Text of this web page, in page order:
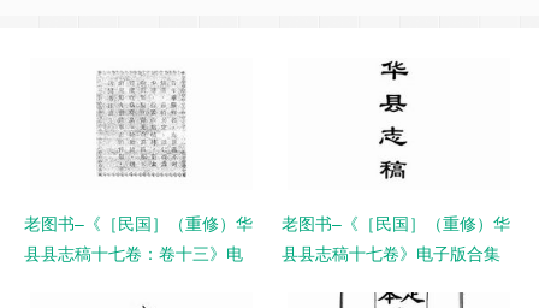
老图书–《［民国］（重修）华
县县志稿十七卷：卷十三》电
老图书–《［民国］（重修）华
县县志稿十七卷》电子版合集